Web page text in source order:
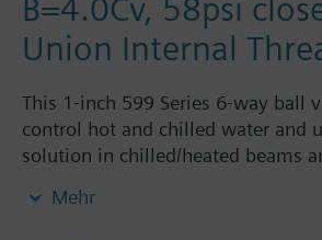
B=4.0Cv, 58psi
Union Internal
This 1-inch 599 Series 6-way ball
control hot and chilled water and
solution in chilled/heated beams
Source A = 2.9 Cv and Source B =
Mehr